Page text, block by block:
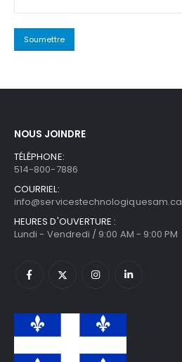
NOUS JOINDRE
TÉLÉPHONE:
514-800-7886
COURRIEL:
info@servicestechnologiquesam.ca
HEURES D'OUVERTURE :
Lundi - Vendredi / 9:00 AM - 9:00 PM